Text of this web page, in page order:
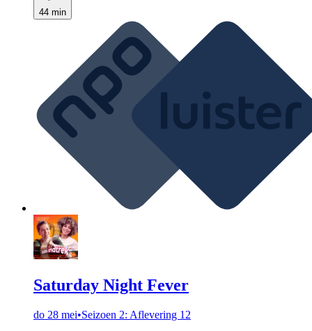
44 min
Saturday Night Fever
do 28 mei•Seizoen 2: Aflevering 12